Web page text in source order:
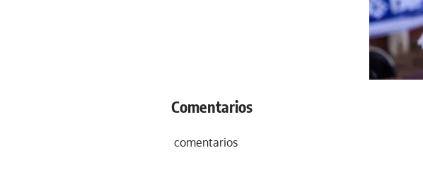
Comentarios
comentarios